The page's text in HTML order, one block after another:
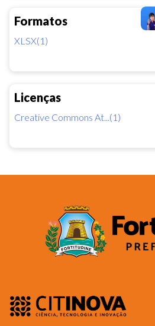
Formatos
XLSX(1)
Licenças
Creative Commons At...(1)